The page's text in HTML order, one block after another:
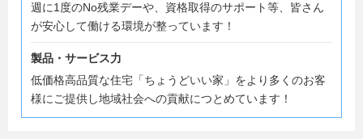
週に1度のNo残業デーや、資格取得のサポート等、皆さん
が安心して働ける環境が整っています！
製品・サービス力
低価格高品質な住宅「ちょうどいい家」をより多くのお客
様にご提供し地域社会への貢献につとめています！